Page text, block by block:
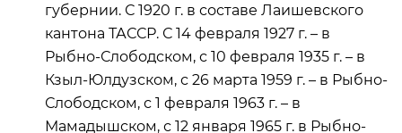
губернии. С 1920 г. в составе Лаишевского
кантона ТАССР. С 14 февраля 1927 г. – в
Рыбно-Слободском, с 10 февраля 1935 г. – в
Кзыл-Юлдузском, с 26 марта 1959 г. – в Рыбно-
Слободском, с 1 февраля 1963 г. – в
Мамадышском, с 12 января 1965 г. в Рыбно-